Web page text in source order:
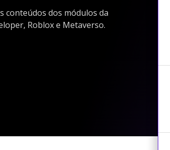
conteúdos dos módulos da
Roblox e Metaverso.